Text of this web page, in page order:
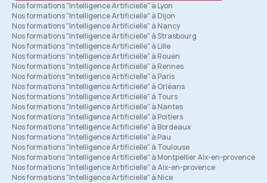
Nos formations "Intelligence Artificielle" à Lyon
Nos formations "Intelligence Artificielle" à Dijon
Nos formations "Intelligence Artificielle" à Nancy
Nos formations "Intelligence Artificielle" à Strasbourg
Nos formations "Intelligence Artificielle" à Lille
Nos formations "Intelligence Artificielle" à Rouen
Nos formations "Intelligence Artificielle" à Rennes
Nos formations "Intelligence Artificielle" à Paris
Nos formations "Intelligence Artificielle" à Orléans
Nos formations "Intelligence Artificielle" à Tours
Nos formations "Intelligence Artificielle" à Nantes
Nos formations "Intelligence Artificielle" à Poitiers
Nos formations "Intelligence Artificielle" à Bordeaux
Nos formations "Intelligence Artificielle" à Pau
Nos formations "Intelligence Artificielle" à Toulouse
Nos formations "Intelligence Artificielle" à Montpellier Aix-en-provence
Nos formations "Intelligence Artificielle" à Aix-en-provence
Nos formations "Intelligence Artificielle" à Nice